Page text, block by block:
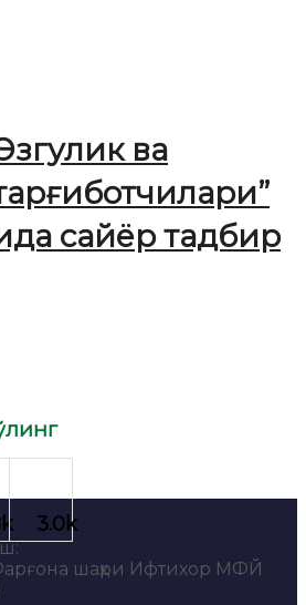
ва
сайёр тадбир
шаҳри Ифтихор МФЙ